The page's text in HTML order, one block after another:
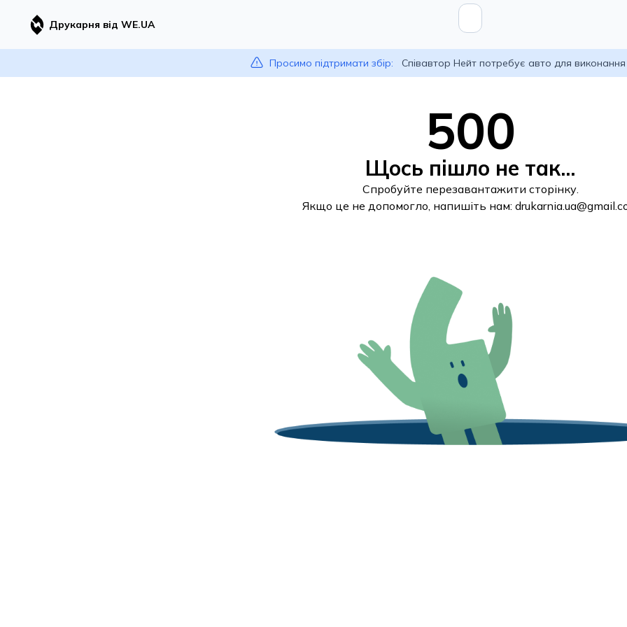
Друкарня від WE.UA
Просимо підтримати збір: Співавтор Нейт потребує авто для
500
Щось пішло не так...
Спробуйте перезавантажити сторінку.
Якщо це не допомогло, напишіть нам: